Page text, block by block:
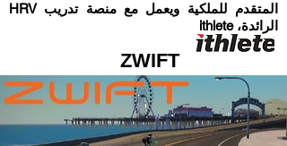
المتقدم للملكية ويعمل مع منصة تدريب HRV
الرائدة، ithlete
ZWIFT